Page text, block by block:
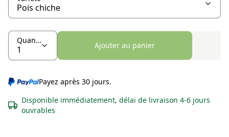
Quantité
Ajouter au panier
Payez après 30 jours.
Disponible immédiatement, délai de livraison 4-6 jours
ouvrables